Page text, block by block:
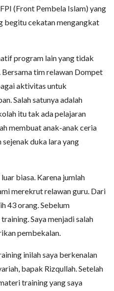
(Front Pembela Islam) yang
begitu cekatan mengangkat
program lain yang tidak
tim relawan Dompet
aktivitas untuk
Salah satunya adalah
itu tak ada pelajaran
membuat anak-anak ceria
duka lara yang
biasa. Karena jumlah
merekrut relawan guru. Dari
43 orang. Sebelum
Saya menjadi salah
pembekalan.
inilah saya berkenalan
bapak Rizqullah. Setelah
training yang saya